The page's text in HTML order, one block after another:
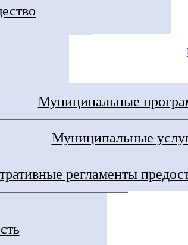
Муниципальные
Муниципальные
регламенты